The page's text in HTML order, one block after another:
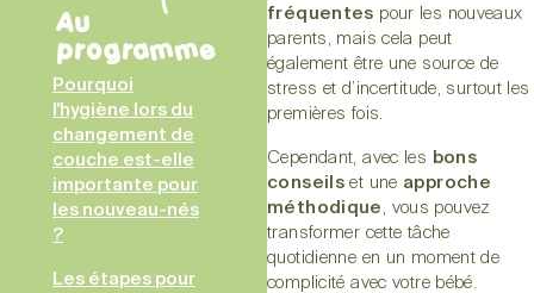
Au
programme
Pourquoi
l'hygiène lors du
changement de
couche est-elle
importante pour
les nouveau-nés
?
Les étapes pour
fréquentes pour les nouveaux
parents, mais cela peut
également être une source de
stress et d’incertitude, surtout les
premières fois.
Cependant, avec les bons
conseils et une approche
méthodique , vous pouvez
transformer cette tâche
quotidienne en un moment de
complicité avec votre bébé.